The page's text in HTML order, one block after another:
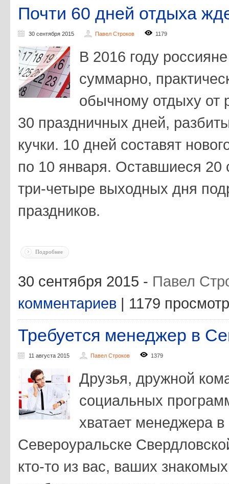
Почти 60 дней отдыха
30 сентября 2015 Павел Строков 1179
В 2016 году
суммарно,
обычному отдыху от
30 праздничных дней,
кучки. 10 дней составят
по 10 января. Оставшиеся 20
три-четыре выходных дня
праздников.
Подробнее
30 сентября 2015 - Павел
комментариев | 1179
Требуется менеджер в
11 августа 2015 Павел Строков 1379
Друзья, дружной
социальных
хватает менеджера в
Североуральске
кто-то из вас, ваших